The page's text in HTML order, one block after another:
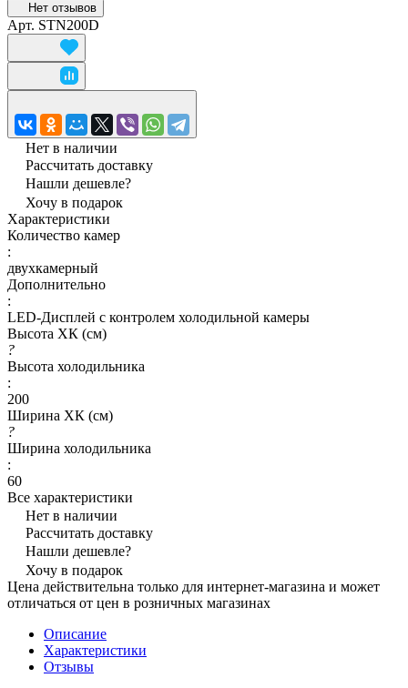
Нет отзывов
Арт. STN200D
Нет в наличии
Рассчитать доставку
Нашли дешевле?
Хочу в подарок
Характеристики
Количество камер
:
двухкамерный
Дополнительно
:
LED-Дисплей с контролем холодильной камеры
Высота ХК (см)
?
Высота холодильника
:
200
Ширина ХК (см)
?
Ширина холодильника
:
60
Все характеристики
Нет в наличии
Рассчитать доставку
Нашли дешевле?
Хочу в подарок
Цена действительна только для интернет-магазина и может
отличаться от цен в розничных магазинах
Описание
Характеристики
Отзывы